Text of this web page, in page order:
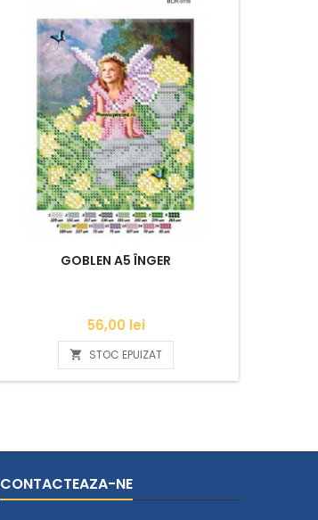
GOBLEN A5 ÎNGER
Pret
56,00 lei
 STOC EPUIZAT
CONTACTEAZA-NE